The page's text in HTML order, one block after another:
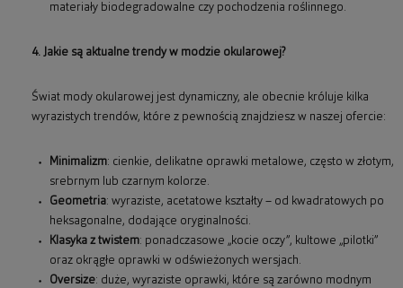
materiały biodegradowalne czy pochodzenia roślinnego.
4. Jakie są aktualne trendy w modzie okularowej?
Świat mody okularowej jest dynamiczny, ale obecnie króluje kilka
wyrazistych trendów, które z pewnością znajdziesz w naszej ofercie:
Minimalizm: cienkie, delikatne oprawki metalowe, często w złotym,
srebrnym lub czarnym kolorze.
Geometria: wyraziste, acetatowe kształty – od kwadratowych po
heksagonalne, dodające oryginalności.
Klasyka z twistem: ponadczasowe „kocie oczy”, kultowe „pilotki”
oraz okrągłe oprawki w odświeżonych wersjach.
Oversize: duże, wyraziste oprawki, które są zarówno modnym